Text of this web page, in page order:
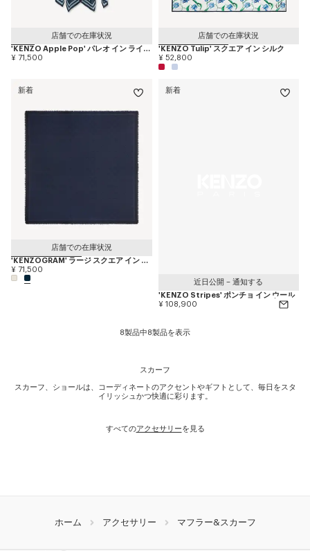
店舗での在庫状況
'KENZO Apple Pop' パレオ イン ライト コットン
¥ 71,500
店舗での在庫状況
'KENZO Tulip' スクエア イン シルク
¥ 52,800
新着
店舗での在庫状況
'KENZOGRAM' ラージ スクエア イン シルク & ウール ジャカード
¥ 71,500
新着
近日公開 – 通知する
'KENZO Stripes' ポンチョ イン ウール
¥ 108,900
8製品中8製品を表示
スカーフ
スカーフ、ショールは、コーディネートのアクセントやギフトとして、毎日をスタ
イリッシュかつ快適に彩ります。
すべてのアクセサリーを見る
ホーム アクセサリー マフラー&スカーフ